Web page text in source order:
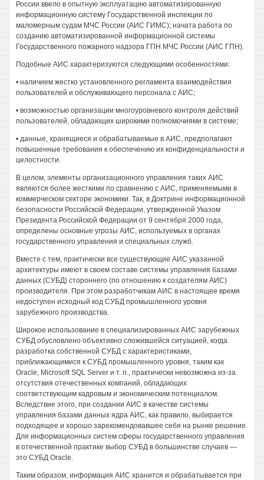
России ввело в опытную эксплуатацию автоматизированную
информационную систему Государственной инспекции по
маломерным судам МЧС России (АИС ГИМС); начата работа по
созданию автоматизированной информационной системы
Государственного пожарного надзора ГПН МЧС России (АИС ГПН).
Подобные АИС характеризуются следующими особенностями:
• наличием жестко установленного регламента взаимодействия
пользователей и обслуживающего персонала с АИС;
• возможностью организации многоуровневого контроля действий
пользователей, обладающих широкими полномочиями в системе;
• данные, хранящиеся и обрабатываемые в АИС, предполагают
повышенные требования к обеспечению их конфиденциальности и
целостности.
В целом, элементы организационного управления таких АИС
являются более жесткими по сравнению с АИС, применяемыми в
коммерческом секторе экономики. Так, в Доктрине информационной
безопасности Российской Федерации, утвержденной Указом
Президента Российской Федерации от 9 сентября 2000 года,
определены основные угрозы АИС, используемых в органах
государственного управления и специальных служб.
Вместе с тем, практически все существующие АИС указанной
архитектуры имеют в своем составе системы управления базами
данных (СУБД) стороннего (по отношению к создателям АИС)
производителя. При этом разработчикам АИС в настоящее время
недоступен исходный код СУБД промышленного уровня
зарубежного производства.
Широкое использование в специализированных АИС зарубежных
СУБД обусловлено объективно сложившейся ситуацией, когда
разработка собственной СУБД с характеристиками,
приближающимися к СУБД промышленного уровня, таким как
Oracle, Microsoft SQL Server и т. п., практически невозможна из-за
отсутствия отечественных компаний, обладающих
соответствующим кадровым и экономическим потенциалом.
Вследствие этого, при создании АИС в качестве системы
управления базами данных ядра АИС, как правило, выбирается
подходящее и хорошо зарекомендовавшее себя на рынке решение.
Для информационных систем сферы государственного управления
в отечественной практике выбор СУБД в большинстве случаев —
это СУБД Oracle.
Таким образом, информация АИС хранится и обрабатывается при